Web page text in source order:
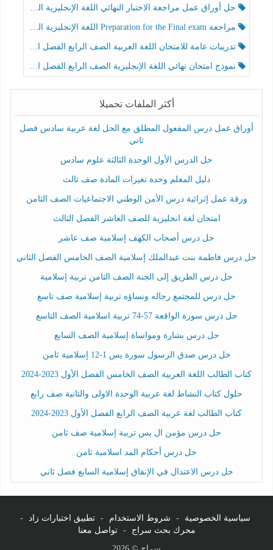
حل أوراق عمل مراجعة الاختبار النهائي اللغة الإنجليزية الصف الرابع الفصل الثالث
مراجعة Preparation for the Final exam اللغة الإنجليزية الصف الرابع الفصل الثالث
تدريبات عامة للامتحان اللغة العربية الصف الرابع الفصل الثالث
نموذج امتحان نهائي اللغة الإنجليزية الصف الرابع الفصل الثالث
أكثر الملفات تحميلا
أوراق عمل درس المفعول المطلق مع الحل لغة عربية سادس فصل
ثاني
حل الدرس الأول الوحدة الثالثة علوم سادس
دليل المعلم وحدة تغيرات المادة صف ثالث
ورقة عمل إثرائية درس الأمن الوطني الاجتماعيات الصف الثامن
امتحان لغة انجليزية للصف العاشر الفصل الثالث
حل درس أصحاب الكهف إسلامية صف عاشر
حل درس فاطمة بنت عبدالملك إسلامية الصف الخامس الفصل الثاني
حل درس الطريق إلى الجنة الصف الثامن تربية إسلامية
حل درس للمجتمع رجاله ونساؤه تربية إسلامية صف تاسع
حل درس سورة الواقعة 57-74 تربية اسلامية الصف التاسع
حل درس بشارة ومواساة إسلامية الصف السابع
حل درس صدق الرسول سورة يس 1-12 إسلامية ثامن
كتاب الطالب اللغة العربية الصف الخامس الفصل الأول 2023-2024
حلول كتاب النشاط لغة عربية الوحدة الاولى والثانية صف رابع
كتاب الطالب لغة عربية الصف الرابع الفصل الأول 2023-2024
حل درس مؤمن ال يس تربية إسلامية صف ثامن
حل درس أحكام المد اسلامية ثامن
حل درس الاعتدال في الإنفاق إسلامية السابع فصل ثاني
سياسية الخصوصية - شروط الاستخدام - تطبيق اختبارات زاد
-
محرك بحث سراج
-
تواصل معنا